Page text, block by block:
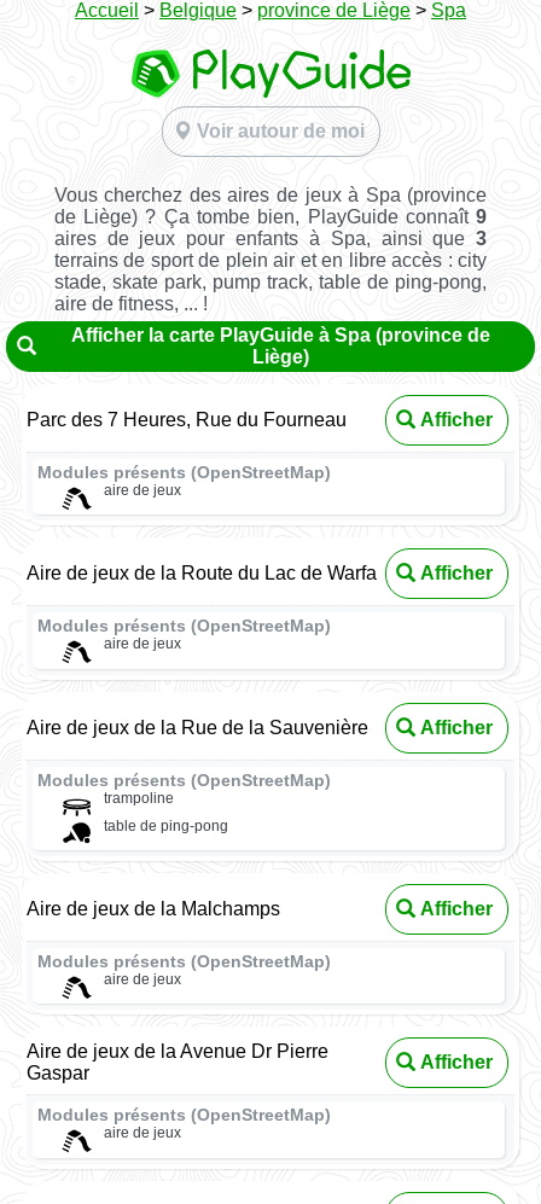
Accueil > Belgique > province de Liège > Spa
Voir autour de moi
Vous cherchez des aires de jeux à Spa (province
de Liège) ? Ça tombe bien, PlayGuide connaît9
aires de jeux pour enfants à Spa, ainsi que3
terrains de sport de plein air et en libre accès : city
stade, skate park, pump track, table de ping-pong,
aire de fitness, ... !
Afficher la carte PlayGuide à Spa (province de
Liège)
Parc des 7 Heures, Rue du Fourneau Afficher
Modules présents (OpenStreetMap)
aire de jeux
Aire de jeux de la Route du Lac de Warfa Afficher
Modules présents (OpenStreetMap)
aire de jeux
Aire de jeux de la Rue de la Sauvenière Afficher
Modules présents (OpenStreetMap)
trampoline
table de ping-pong
Aire de jeux de la Malchamps Afficher
Modules présents (OpenStreetMap)
aire de jeux
Aire de jeux de la Avenue Dr Pierre
Gaspar
Afficher
Modules présents (OpenStreetMap)
aire de jeux